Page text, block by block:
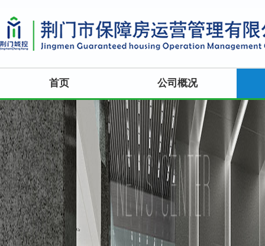
首页 公司概况